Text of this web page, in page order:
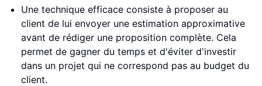
Une technique efficace consiste à proposer au
client de lui envoyer une estimation approximative
avant de rédiger une proposition complète. Cela
permet de gagner du temps et d'éviter d'investir
dans un projet qui ne correspond pas au budget du
client.